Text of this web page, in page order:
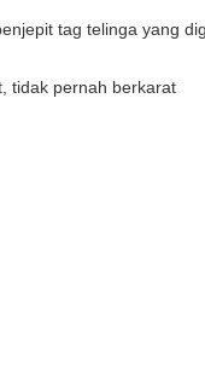
tag telinga yang
tidak pernah berkarat